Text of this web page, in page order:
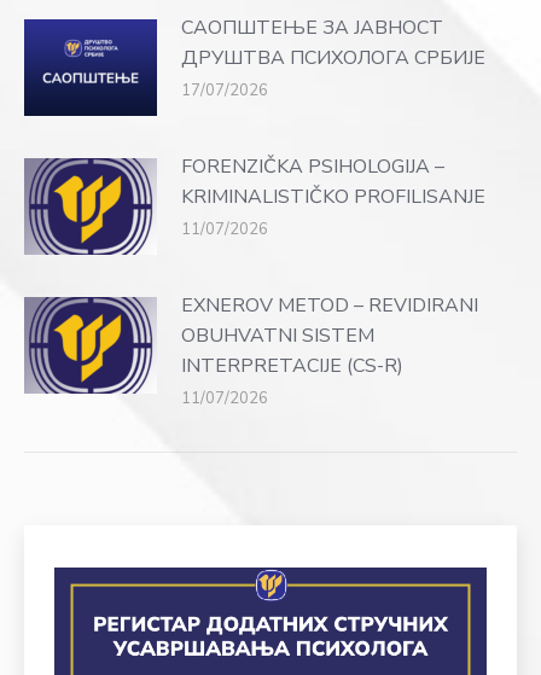
САОПШТЕЊЕ ЗА ЈАВНОСТ
ДРУШТВА ПСИХОЛОГА СРБИЈЕ
17/07/2026
FORENZIČKA PSIHOLOGIJA –
KRIMINALISTIČKO PROFILISANJE
11/07/2026
EXNEROV METOD – REVIDIRANI
OBUHVATNI SISTEM
INTERPRETACIJE (CS-R)
11/07/2026